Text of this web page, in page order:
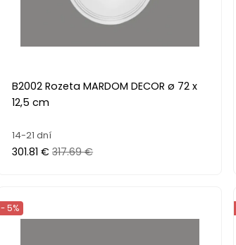
B2002 Rozeta MARDOM DECOR ø 72 x
12,5 cm
14-21 dní
301.81 € 317.69 €
- 5%